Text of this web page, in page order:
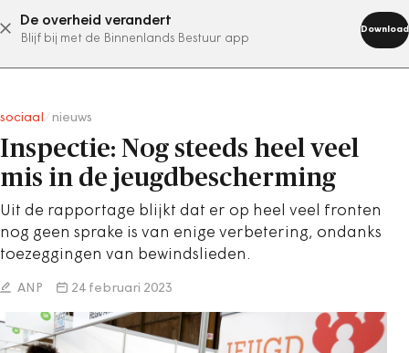
De overheid verandert
Blijf bij met de Binnenlands Bestuur app
Download
abonneer nu
sociaal nieuws
Inspectie: Nog steeds heel veel
mis in de jeugdbescherming
Uit de rapportage blijkt dat er op heel veel fronten
nog geen sprake is van enige verbetering, ondanks
toezeggingen van bewindslieden.
ANP 24 februari 2023